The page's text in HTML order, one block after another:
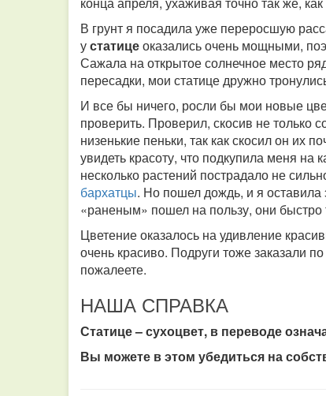
В грунт я посадила уже переросшую
устатицеоказались очень мощными,
Сажала на открытое солнечное место
пересадки, мои статице дружно
И все бы ничего, росли бы мои новые
проверить. Проверил, скосив не только
низенькие пеньки, так как скосил он их
увидеть красоту, что подкупила меня на
несколько растений пострадало не
бархатцы. Но пошел дождь, и я оставила
«раненым» пошел на пользу, они быстро
Цветение оказалось на удивление
очень красиво. Подруги тоже заказали
пожалеете.
НАША СПРАВКА
Статице – сухоцвет, в переводе
Вы можете в этом убедиться на